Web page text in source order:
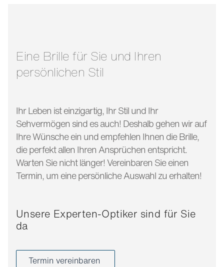
Eine Brille für Sie und Ihren
persönlichen Stil
Ihr Leben ist einzigartig, Ihr Stil und Ihr
Sehvermögen sind es auch! Deshalb gehen wir auf
Ihre Wünsche ein und empfehlen Ihnen die Brille,
die perfekt allen Ihren Ansprüchen entspricht.
Warten Sie nicht länger! Vereinbaren Sie einen
Termin, um eine persönliche Auswahl zu erhalten!
Unsere Experten-Optiker sind für Sie
da
Termin vereinbaren